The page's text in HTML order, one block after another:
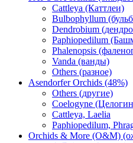
Cattleya (Каттлеи)
Bulbophyllum
Dendrobium
Paphiopedilum
Phalenopsis
Vanda (ванды)
Others (разное)
Asendorfer Orchids (48%)
Others (другие)
Coelogyne
Cattleya, Laelia
Paphiopedilum,
Orchids & More (O&M)